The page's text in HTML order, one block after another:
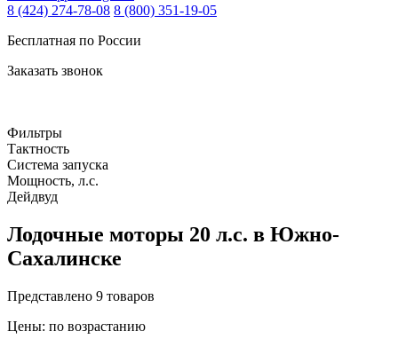
8 (424) 274-78-08 8 (800) 351-19-05
Бесплатная по России
Заказать звонок
Фильтры
Тактность
Система запуска
Мощность, л.с.
Дейдвуд
Лодочные моторы 20 л.с. в Южно-
Сахалинске
Представлено 9 товаров
Цены: по возрастанию